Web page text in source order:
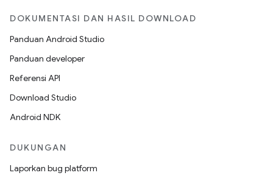
DOKUMENTASI DAN HASIL DOWNLOAD
Panduan Android Studio
Panduan developer
Referensi API
Download Studio
Android NDK
DUKUNGAN
Laporkan bug platform